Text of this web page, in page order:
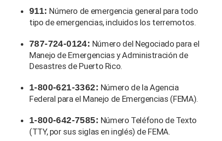
911: Número de emergencia general para todo
tipo de emergencias, incluidos los terremotos.
787-724-0124: Número del Negociado para el
Manejo de Emergencias y Administración de
Desastres de Puerto Rico.
1-800-621-3362: Número de la Agencia
Federal para el Manejo de Emergencias (FEMA).
1-800-642-7585: Número Teléfono de Texto
(TTY, por sus siglas en inglés) de FEMA.